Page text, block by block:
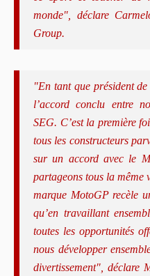
monde", déclare
Group.
"En tant que président
l’accord conclu entre
SEG. C’est la première
tous les constructeurs
sur un accord avec le
partageons tous la même
marque MotoGP recèle
qu’en travaillant
toutes les opportunités
nous développer
divertissement", déclare